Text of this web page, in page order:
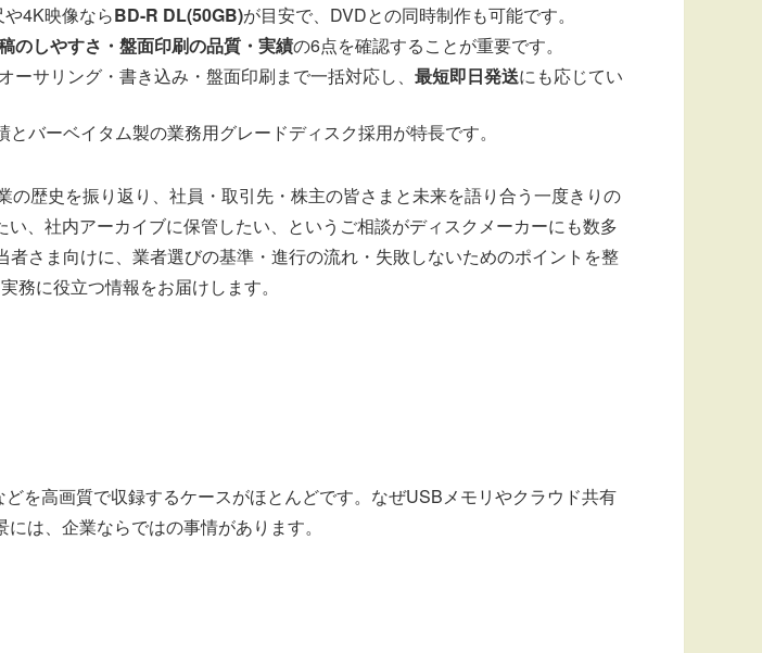
4K映像ならBD-R DL(50GB)が目安で、DVDとの同時制作も可能です。
のしやすさ・盤面印刷の品質・実績の6点を確認することが重要です。
ーサリング・書き込み・盤面印刷まで一括対応し、 最短即日発送にも応じてい
とバーベイタム製の業務用グレードディスク採用が特長です。
歴史を振り返り、社員・取引先・株主の皆さまと未来を語り合う一度きりの
、社内アーカイブに保管したい、というご相談がディスクメーカーにも数多
者さま向けに、業者選びの基準・進行の流れ・失敗しないためのポイントを整
に役立つ情報をお届けします。
を高画質で収録するケースがほとんどです。なぜUSBメモリやクラウド共有
は、企業ならではの事情があります。